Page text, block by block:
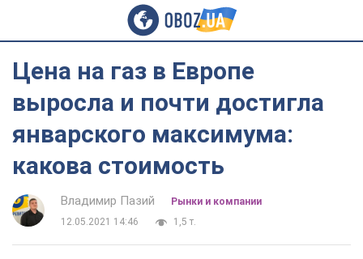
Цена на газ в Европе
выросла и почти достигла
январского максимума:
какова стоимость
Владимир Пазий
Рынки и компании
12.05.2021 14:46
1,5 т.